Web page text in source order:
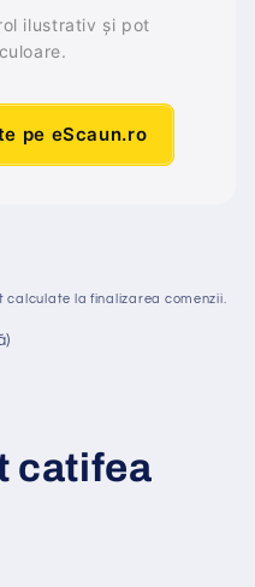
ilustrativ și pot
pe eScaun.ro
calculate la finalizarea comenzii.
catifea